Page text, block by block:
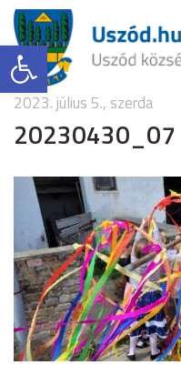
Eszköztár megnyitása
2023. július 5., szerda
20230430_07